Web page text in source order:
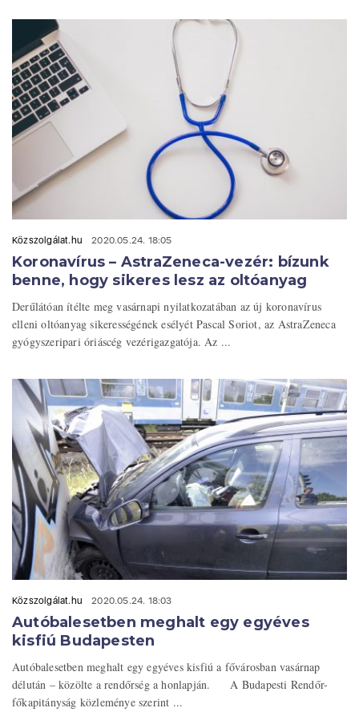
Közszolgálat.hu 2020.05.24. 18:05
Koronavírus – AstraZeneca-vezér: bízunk
benne, hogy sikeres lesz az oltóanyag
Derűlátóan ítélte meg vasárnapi nyilatkozatában az új koronavírus
elleni oltóanyag sikerességének esélyét Pascal Soriot, az AstraZeneca
gyógyszeripari óriáscég vezérigazgatója. Az ...
Közszolgálat.hu 2020.05.24. 18:03
Autóbalesetben meghalt egy egyéves
kisfiú Budapesten
Autóbalesetben meghalt egy egyéves kisfiú a fővárosban vasárnap
délután – közölte a rendőrség a honlapján. A Budapesti Rendőr-
főkapitányság közleménye szerint ...